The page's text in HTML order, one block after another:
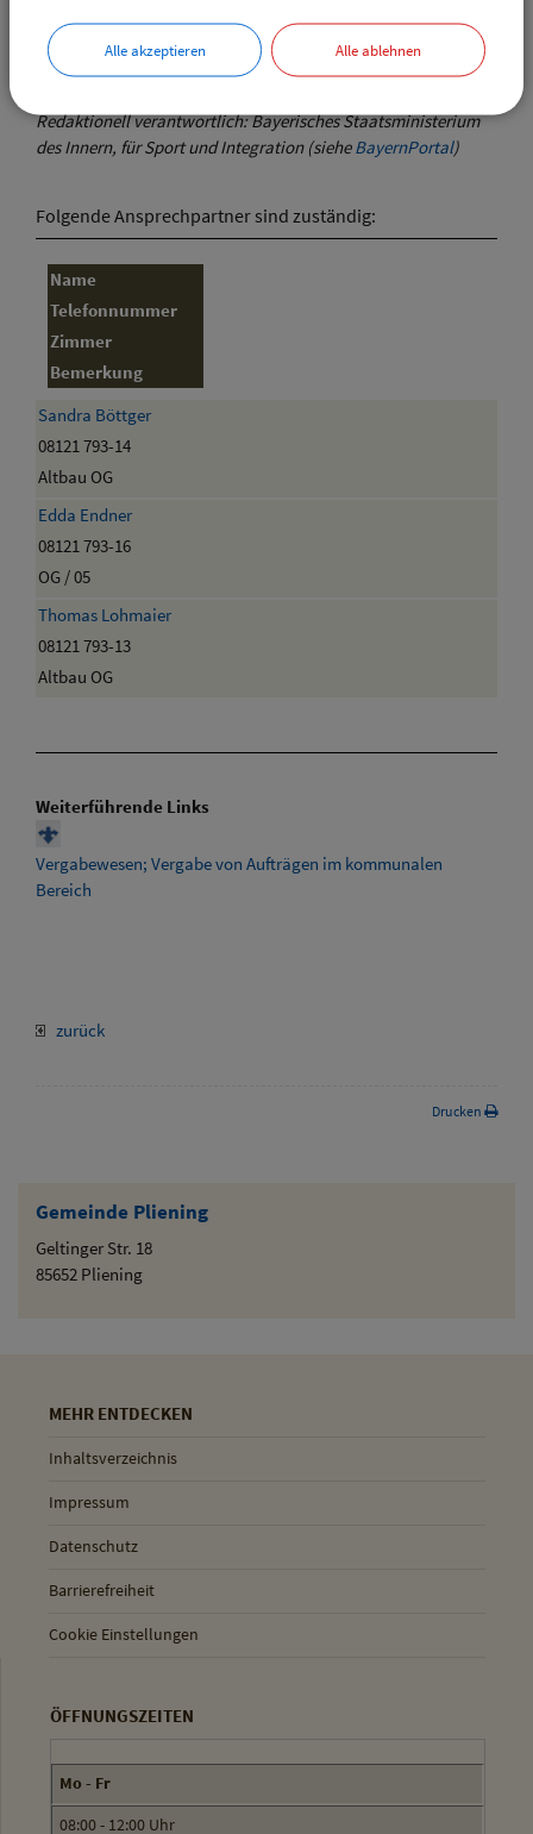
Gemeinde Pliening
Geltinger Str. 18
85652 Pliening
Stand: 29.12.2022
Redaktionell verantwortlich: Bayerisches Staatsministerium
des Innern, für Sport und Integration (sieheBayernPortal)
Folgende Ansprechpartner sind zuständig:
Name
Telefonnummer
Zimmer
Bemerkung
Sandra Böttger
08121 793-14
Altbau OG
Edda Endner
08121 793-16
OG / 05
Thomas Lohmaier
08121 793-13
Altbau OG
Weiterführende Links
Vergabewesen; Vergabe von Aufträgen im kommunalen
Bereich
zurück
Drucken
MEHR ENTDECKEN
Inhaltsverzeichnis
Impressum
Datenschutz
Barrierefreiheit
Cookie Einstellungen
ÖFFNUNGSZEITEN
Mo - Fr
08:00 - 12:00 Uhr
Alle akzeptieren Alle ablehnen